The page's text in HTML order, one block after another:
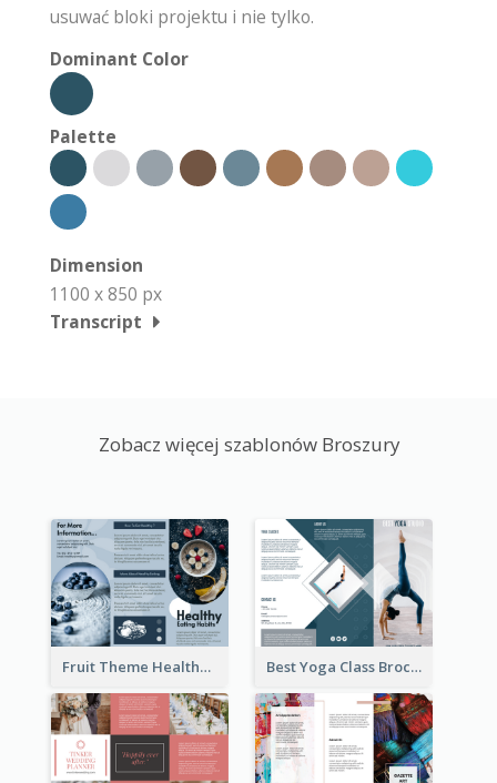
usuwać bloki projektu i nie tylko.
Dominant Color
Palette
Dimension
1100 x 850 px
Transcript
Zobacz więcej szablonów Broszury
Fruit Theme Healthy Eating Habit Brochure Best Yoga Class Brochure